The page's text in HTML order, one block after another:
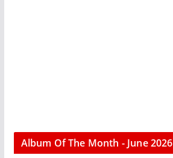
Album Of The Month - June 2026